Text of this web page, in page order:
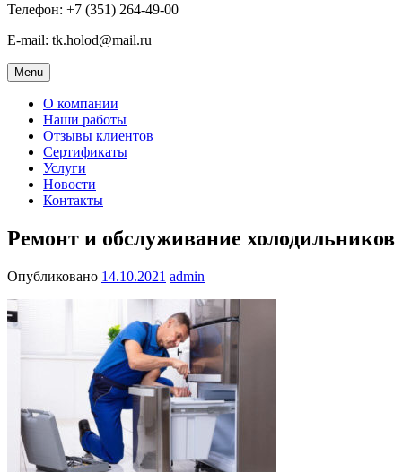
Телефон: +7 (351) 264-49-00
E-mail: tk.holod@mail.ru
Menu
О компании
Наши работы
Отзывы клиентов
Сертификаты
Услуги
Новости
Контакты
Ремонт и обслуживание холодильников
Опубликовано 14.10.2021 admin